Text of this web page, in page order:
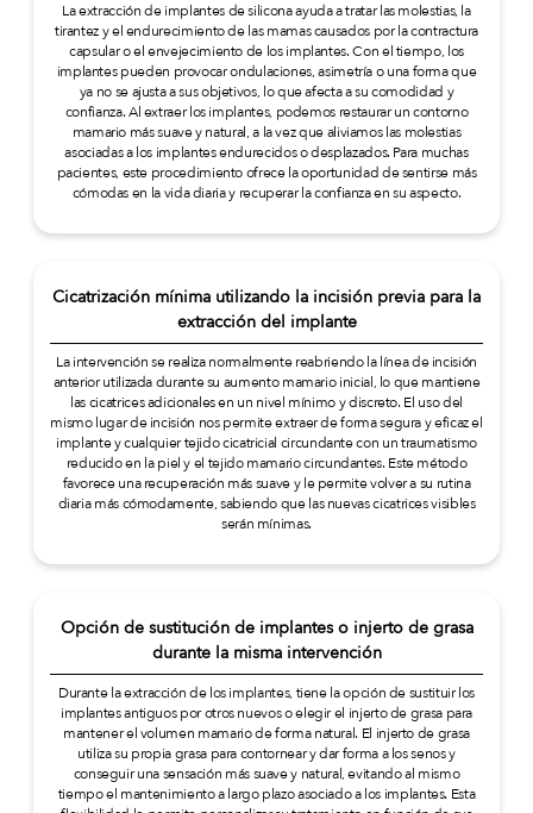
La extracción de implantes de silicona ayuda a tratar las molestias, la
tirantez y el endurecimiento de las mamas causados por la contractura
capsular o el envejecimiento de los implantes. Con el tiempo, los
implantes pueden provocar ondulaciones, asimetría o una forma que
ya no se ajusta a sus objetivos, lo que afecta a su comodidad y
confianza. Al extraer los implantes, podemos restaurar un contorno
mamario más suave y natural, a la vez que aliviamos las molestias
asociadas a los implantes endurecidos o desplazados. Para muchas
pacientes, este procedimiento ofrece la oportunidad de sentirse más
cómodas en la vida diaria y recuperar la confianza en su aspecto.
Cicatrización mínima utilizando la incisión previa para la
extracción del implante
La intervención se realiza normalmente reabriendo la línea de incisión
anterior utilizada durante su aumento mamario inicial, lo que mantiene
las cicatrices adicionales en un nivel mínimo y discreto. El uso del
mismo lugar de incisión nos permite extraer de forma segura y eficaz el
implante y cualquier tejido cicatricial circundante con un traumatismo
reducido en la piel y el tejido mamario circundantes. Este método
favorece una recuperación más suave y le permite volver a su rutina
diaria más cómodamente, sabiendo que las nuevas cicatrices visibles
serán mínimas.
Opción de sustitución de implantes o injerto de grasa
durante la misma intervención
Durante la extracción de los implantes, tiene la opción de sustituir los
implantes antiguos por otros nuevos o elegir el injerto de grasa para
mantener el volumen mamario de forma natural. El injerto de grasa
utiliza su propia grasa para contornear y dar forma a los senos y
conseguir una sensación más suave y natural, evitando al mismo
tiempo el mantenimiento a largo plazo asociado a los implantes. Esta